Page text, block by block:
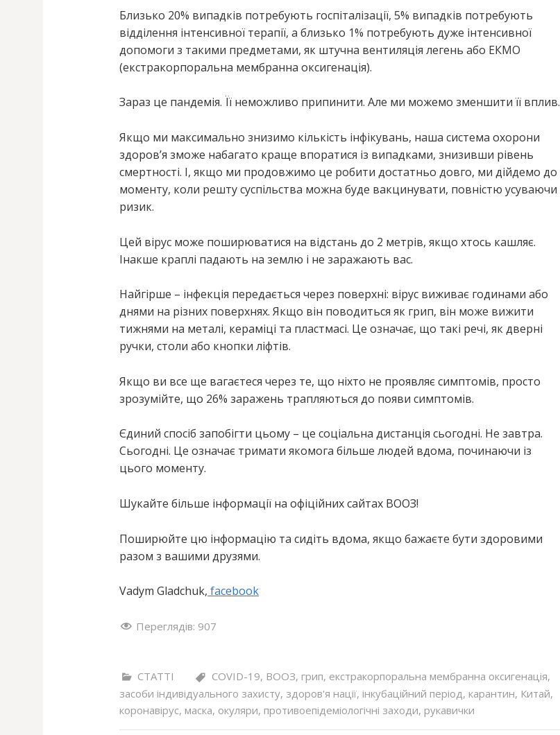
Близько 20% випадків потребують госпіталізації, 5% випадків потребують
відділення інтенсивної терапії, а близько 1% потребують дуже інтенсивної
допомоги з такими предметами, як штучна вентиляція легень або EКMO
(екстракорпоральна мембранна оксигенація).
Зараз це пандемія. Її неможливо припинити. Але ми можемо зменшити її вплив.
Якщо ми максимально знизимо кількість інфікувань, наша система охорони
здоров’я зможе набагато краще впоратися із випадками, знизивши рівень
смертності. І, якщо ми продовжимо це робити достатньо довго, ми дійдемо до
моменту, коли решту суспільства можна буде вакцинувати, повністю усуваючи
ризик.
Цей вірус може поширюватися на відстань до 2 метрів, якщо хтось кашляє.
Інакше краплі падають на землю і не заражають вас.
Найгірше – інфекція передається через поверхні: вірус виживає годинами або
днями на різних поверхнях. Якщо він поводиться як грип, він може вижити
тижнями на металі, кераміці та пластмасі. Це означає, що такі речі, як дверні
ручки, столи або кнопки ліфтів.
Якщо ви все ще вагаєтеся через те, що ніхто не проявляє симптомів, просто
зрозумійте, що 26% заражень трапляються до появи симптомів.
Єдиний спосіб запобігти цьому – це соціальна дистанція сьогодні. Не завтра.
Сьогодні. Це означає тримати якомога більше людей вдома, починаючи із
цього моменту.
Шукайте більше інформації на офіційних сайтах ВООЗ!
Поширюйте цю інформацію та сидіть вдома, якщо бажаєте бути здоровими
разом з вашими друзями.
Vadym Gladchuk, facebook
Переглядів: 907
СТАТТІ COVID-19, ВООЗ, грип, екстракорпоральна мембранна оксигенація,
засоби індивідуального захисту, здоров'я нації, інкубаційний період, карантин, Китай,
коронавірус, маска, окуляри, противоепідеміологічні заходи, рукавички